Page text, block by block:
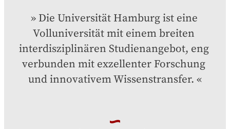
Die Universität Hamburg ist eine
Volluniversität mit einem breiten
interdisziplinären Studienangebot, eng
verbunden mit exzellenter Forschung
und innovativem Wissenstransfer.